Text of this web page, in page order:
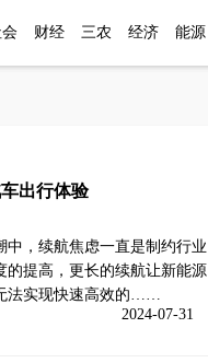
财经 三农 经济 能源
出行体验
，续航焦虑一直是制约行业
的提高，更长的续航让新能源
法实现快速高效的……
2024-07-31